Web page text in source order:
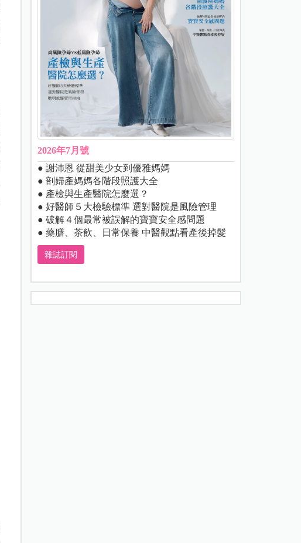
2026年7月號
● 謝沛恩 從甜美少女到優雅媽媽
● 剖婦產媽媽各階段照護大全
● 產檢與生產醫院怎麼選？
● 好醫師５大檢驗標準 選對醫院是風險管理
● 破解４個最常被誤解的寶寶安全感問題
● 藥膳、茶飲、日常保養 中醫觀點看產後掉髮
雜誌訂閱